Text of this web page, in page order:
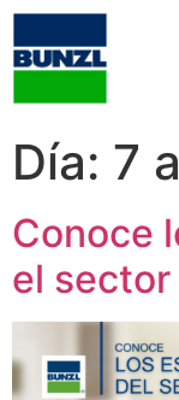
Día: 7
Conoce
el sector